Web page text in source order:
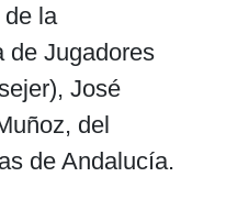
la
de Jugadores
José
del
de Andalucía.